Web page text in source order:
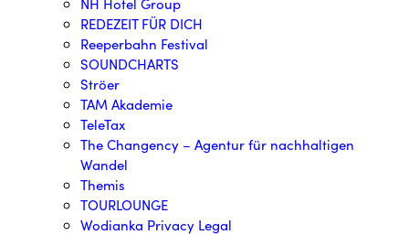
REDEZEIT FÜR DICH
Reeperbahn Festival
SOUNDCHARTS
Ströer
TAM Akademie
TeleTax
The Changency – Agentur für nachhaltigen
Wandel
Themis
TOURLOUNGE
Wodianka Privacy Legal